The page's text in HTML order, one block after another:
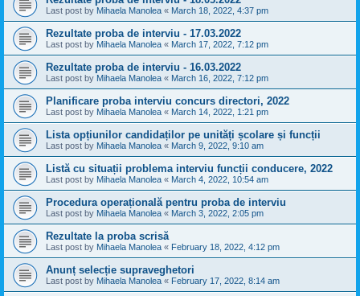
Last post by Mihaela Manolea « March 18, 2022, 4:37 pm
Rezultate proba de interviu - 17.03.2022
Last post by Mihaela Manolea « March 17, 2022, 7:12 pm
Rezultate proba de interviu - 16.03.2022
Last post by Mihaela Manolea « March 16, 2022, 7:12 pm
Planificare proba interviu concurs directori, 2022
Last post by Mihaela Manolea « March 14, 2022, 1:21 pm
Lista opțiunilor candidaților pe unități școlare și funcții
Last post by Mihaela Manolea « March 9, 2022, 9:10 am
Listă cu situații problema interviu funcții conducere, 2022
Last post by Mihaela Manolea « March 4, 2022, 10:54 am
Procedura operațională pentru proba de interviu
Last post by Mihaela Manolea « March 3, 2022, 2:05 pm
Rezultate la proba scrisă
Last post by Mihaela Manolea « February 18, 2022, 4:12 pm
Anunț selecție supraveghetori
Last post by Mihaela Manolea « February 17, 2022, 8:14 am